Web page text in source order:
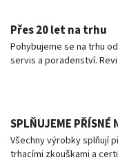
Přes 20 let na trhu
Pohybujeme se na trhu
servis a poradenství.
SPLŇUJEME PŘÍSNÉ
Všechny výrobky splňují
trhacími zkouškami a